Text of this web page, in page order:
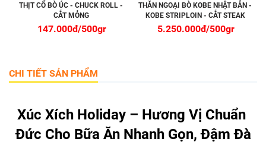
THỊT CỔ BÒ ÚC - CHUCK ROLL -
CẮT MỎNG
147.000đ/500gr
THĂN NGOẠI BÒ KOBE NHẬT BẢN -
KOBE STRIPLOIN - CẮT STEAK
5.250.000đ/500gr
CHI TIẾT SẢN PHẨM
Xúc Xích Holiday – Hương Vị Chuẩn
Đức Cho Bữa Ăn Nhanh Gọn, Đậm Đà